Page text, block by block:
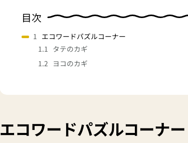
目次
エコワードパズルコーナー
タテのカギ
ヨコのカギ
エコワードパズルコーナー